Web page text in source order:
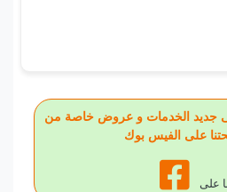
جديد الخدمات و عروض خاصة من
على الفيس بوك
على